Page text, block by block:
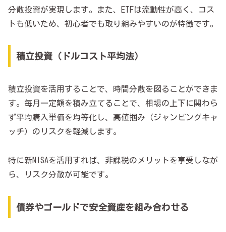
分散投資が実現します。また、ETFは流動性が高く、コス
トも低いため、初心者でも取り組みやすいのが特徴です。
積立投資（ドルコスト平均法）
積立投資を活用することで、時間分散を図ることができま
す。毎月一定額を積み立てることで、相場の上下に関わら
ず平均購入単価を均等化し、高値掴み（ジャンピングキャ
ッチ）のリスクを軽減します。
特に新NISAを活用すれば、非課税のメリットを享受しなが
ら、リスク分散が可能です。
債券やゴールドで安全資産を組み合わせる